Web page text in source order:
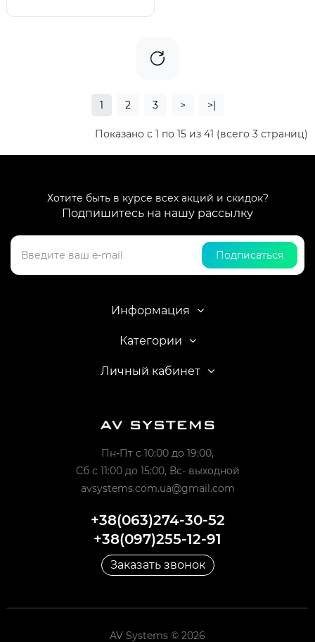
1 2 3 > >|
Показано с 1 по 15 из 41 (всего 3 страниц)
Хотите быть в курсе всех акций и скидок?
Подпишитесь на нашу рассылку
Подписаться
Информация
Категории
Личный кабинет
Пн-Пт с 10:00 до 19:00,
Сб с 11:00 до 15:00, Вс- выходной
avsystems.com.ua@gmail.com
+38(063)274-30-52
+38(097)255-12-91
Заказать звонок
AV Systems © 2026